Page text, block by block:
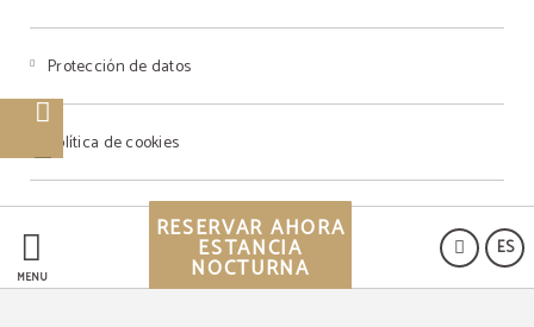
MENÚ
ES
RESERVAR AHORA
ESTANCIA
NOCTURNA
Protección de datos
Política de cookies